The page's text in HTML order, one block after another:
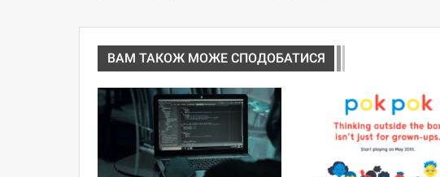
ВАМ ТАКОЖ МОЖЕ СПОДОБАТИСЯ